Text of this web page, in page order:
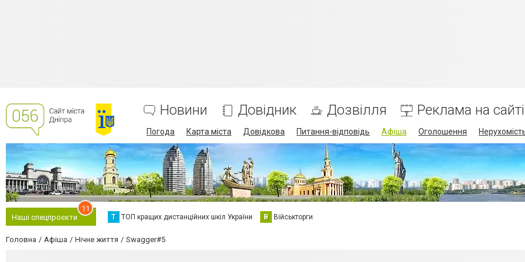
Новини Довідник Дозвілля Реклама на сайті
Погода Карта міста Довідкова Питання-відповідь Афіша Оголошення
Наші спецпроєкти
11
Т ТОП кращих дистанційних шкіл України В Військторги
Головна Афіша Нічне життя Swagger#5